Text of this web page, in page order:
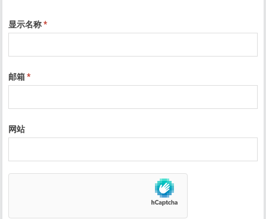
显示名称*
邮箱*
网站